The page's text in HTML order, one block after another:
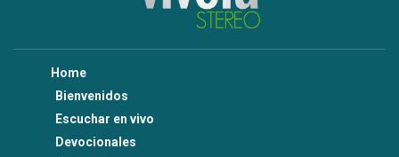
Home
Bienvenidos
Escuchar en vivo
Devocionales